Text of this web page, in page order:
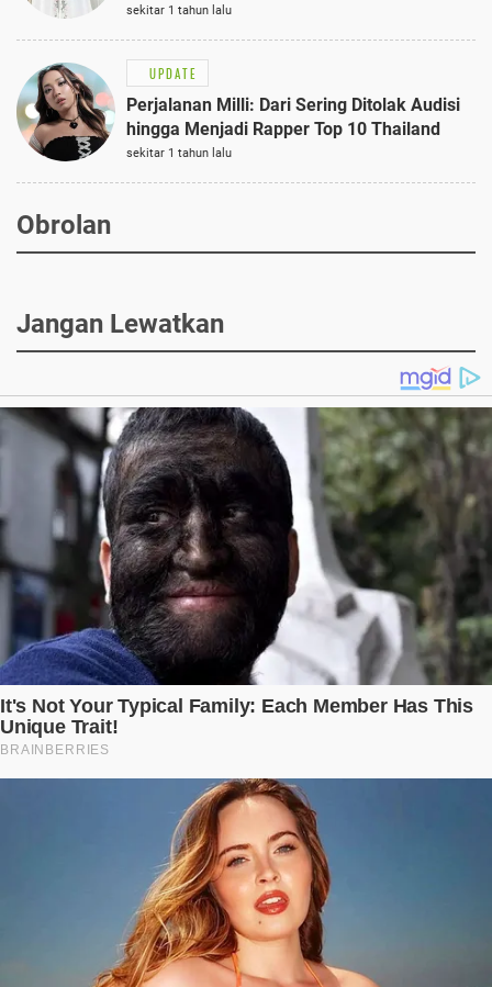
Semi-Formal
sekitar 1 tahun lalu
UPDATE
Perjalanan Milli: Dari Sering Ditolak Audisi
hingga Menjadi Rapper Top 10 Thailand
sekitar 1 tahun lalu
Obrolan
Jangan Lewatkan